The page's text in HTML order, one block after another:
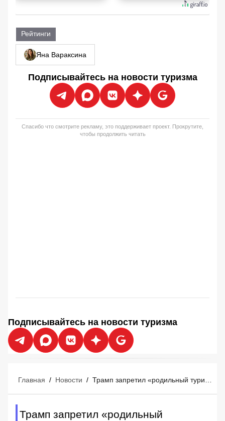
Рейтинги
Яна Вараксина
Подписывайтесь на новости туризма
Спасибо что смотрите рекламу, это поддерживает проект. Прокрутите,
чтобы продолжить читать
Подписывайтесь на новости туризма
Главная / Новости /
Трамп запретил «родильный